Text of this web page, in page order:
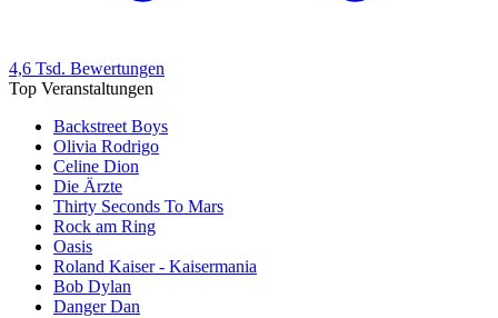
4,6 Tsd. Bewertungen
Top Veranstaltungen
Backstreet Boys
Olivia Rodrigo
Celine Dion
Die Ärzte
Thirty Seconds To Mars
Rock am Ring
Oasis
Roland Kaiser - Kaisermania
Bob Dylan
Danger Dan